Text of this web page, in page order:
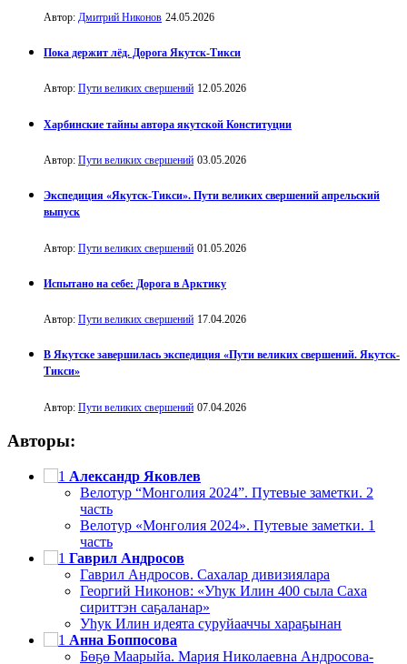
Автор: Дмитрий Никонов 24.05.2026
Пока держит лёд. Дорога Якутск-Тикси
Автор: Пути великих свершений 12.05.2026
Харбинские тайны автора якутской Конституции
Автор: Пути великих свершений 03.05.2026
Экспедиция «Якутск-Тикси». Пути великих свершений апрельский
выпуск
Автор: Пути великих свершений 01.05.2026
Испытано на себе: Дорога в Арктику
Автор: Пути великих свершений 17.04.2026
В Якутске завершилась экспедиция «Пути великих свершений. Якутск-
Тикси»
Автор: Пути великих свершений 07.04.2026
Авторы:
Александр Яковлев
Велотур “Монголия 2024”. Путевые заметки. 2
часть
Велотур «Монголия 2024». Путевые заметки. 1
часть
Гаврил Андросов
Гаврил Андросов. Сахалар дивизиялара
Георгий Никонов: «Уһук Илин 400 сыла Саха
сириттэн саҕаланар»
Уһук Илин идеята суруйааччы хараҕынан
Анна Боппосова
Бөҕө Маарыйа. Мария Николаевна Андросова-